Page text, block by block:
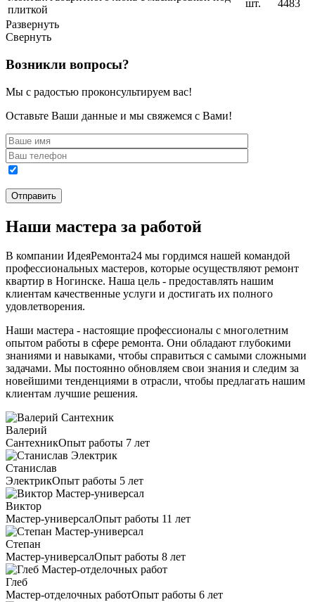
плиткой
шт.
4483
Развернуть
Свернуть
Возникли вопросы?
Мы с радостью проконсультируем вас!
Оставьте Ваши данные и мы свяжемся с Вами!
Наши мастера за работой
В компании ИдеяРемонта24 мы гордимся нашей командой
профессиональных мастеров, которые осуществляют ремонт
квартир в Ногинске. Наша цель - предоставлять нашим
клиентам качественные услуги и достигать их полного
удовлетворения.
Наши мастера - настоящие профессионалы с многолетним
опытом работы в сфере ремонта. Они обладают глубокими
знаниями и навыками, чтобы справиться с самыми сложными
задачами. Мы постоянно обновляем свои знания и следим за
новейшими тенденциями в отрасли, чтобы предлагать нашим
клиентам лучшие решения.
Валерий
СантехникОпыт работы 7 лет
Станислав
ЭлектрикОпыт работы 5 лет
Виктор
Мастер-универсалОпыт работы 11 лет
Степан
Мастер-универсалОпыт работы 8 лет
Глеб
Мастер-отделочных работОпыт работы 6 лет